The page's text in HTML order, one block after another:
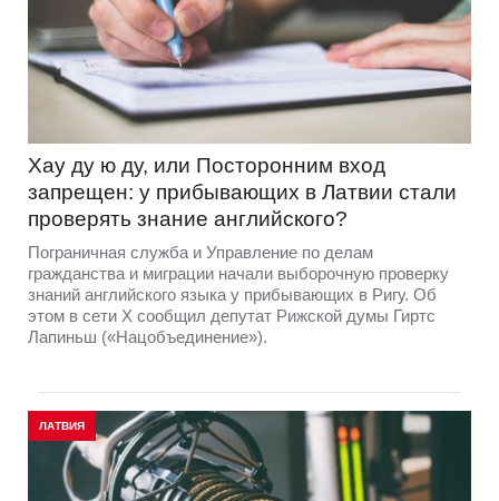
Хау ду ю ду, или Посторонним вход
запрещен: у прибывающих в Латвии стали
проверять знание английского?
Пограничная служба и Управление по делам
гражданства и миграции начали выборочную проверку
знаний английского языка у прибывающих в Ригу. Об
этом в сети Х сообщил депутат Рижской думы Гиртс
Лапиньш («Нацобъединение»).
ЛАТВИЯ